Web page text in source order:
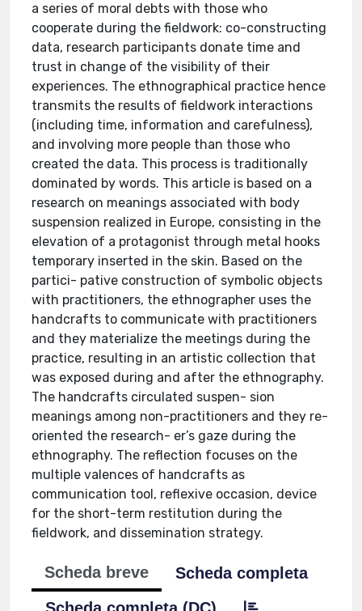
a series of moral debts with those who
cooperate during the fieldwork: co-constructing
data, research participants donate time and
trust in change of the visibility of their
experiences. The ethnographical practice hence
transmits the results of fieldwork interactions
(including time, information and carefulness),
and involving more people than those who
created the data. This process is traditionally
dominated by words. This article is based on a
research on meanings associated with body
suspension realized in Europe, consisting in the
elevation of a protagonist through metal hooks
temporary inserted in the skin. Based on the
partici- pative construction of symbolic objects
with practitioners, the ethnographer uses the
handcrafts to communicate with practitioners
and they materialize the meetings during the
practice, resulting in an artistic collection that
was exposed during and after the ethnography.
The handcrafts circulated suspen- sion
meanings among non-practitioners and they re-
oriented the research- er’s gaze during the
ethnography. The reflection focuses on the
multiple valences of handcrafts as
communication tool, reflexive occasion, device
for the short-term restitution during the
fieldwork, and dissemination strategy.
Scheda breve
Scheda completa